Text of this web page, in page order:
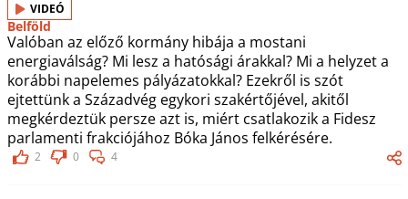
VIDEÓ
Belföld
Valóban az előző kormány hibája a mostani
energiaválság? Mi lesz a hatósági árakkal? Mi a helyzet a
korábbi napelemes pályázatokkal? Ezekről is szót
ejtettünk a Századvég egykori szakértőjével, akitől
megkérdeztük persze azt is, miért csatlakozik a Fidesz
parlamenti frakciójához Bóka János felkérésére.
2 0 4